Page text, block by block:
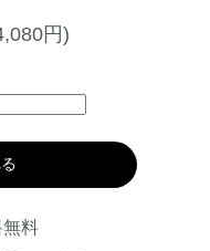
円)
料